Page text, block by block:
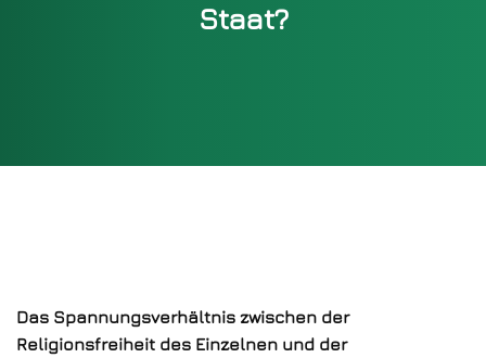
Staat?
Das Spannungsverhältnis zwischen der
Religionsfreiheit des Einzelnen und der